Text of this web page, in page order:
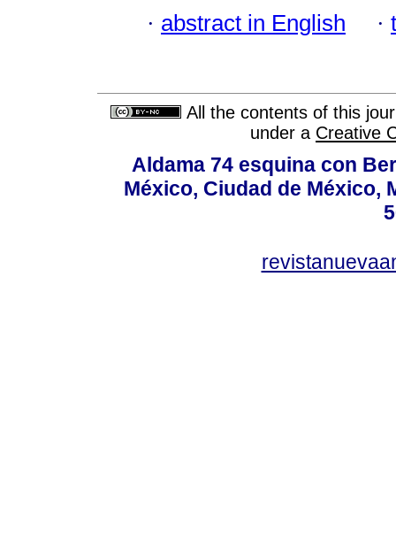
· abstract in English ·
All the contents of this
under a Creative
Aldama 74 esquina con
México, Ciudad de México,